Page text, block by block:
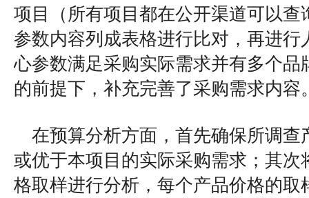
项目（所有项目都在公开渠道可以查
参数内容列成表格进行比对，再进行
心参数满足采购实际需求并有多个品
的前提下，补充完善了采购需求内容
在预算分析方面，首先确保所调查
或优于本项目的实际采购需求；其次
格取样进行分析，每个产品价格的取